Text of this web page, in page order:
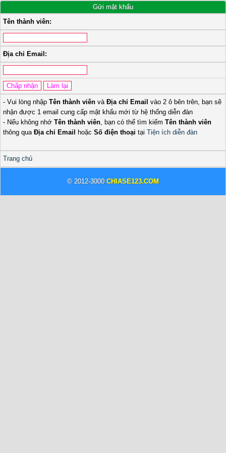
Gửi mật khẩu
Tên thành viên:
Địa chỉ Email:
- Vui lòng nhập Tên thành viên và Địa chỉ Email vào 2 ô bên trên, bạn sẽ
nhận được 1 email cung cấp mật khẩu mới từ hệ thống diễn đàn
- Nếu không nhớ Tên thành viên, bạn có thể tìm kiếm Tên thành viên
thông qua Địa chỉ Email hoặc Số điện thoại tại Tiện ích diễn đàn
Trang chủ
© 2012-3000 CHIASE123.COM